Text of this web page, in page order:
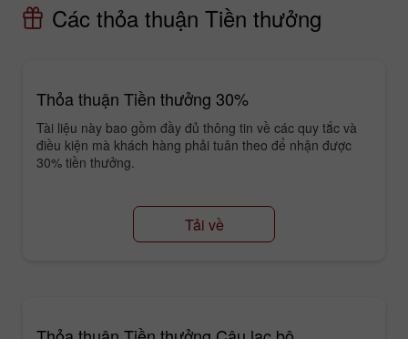
Các thỏa thuận Tiền thưởng
Thỏa thuận Tiền thưởng 30%
Tài liệu này bao gồm đầy đủ thông tin về các quy tắc và
điều kiện mà khách hàng phải tuân theo để nhận được
30% tiền thưởng.
Tải về